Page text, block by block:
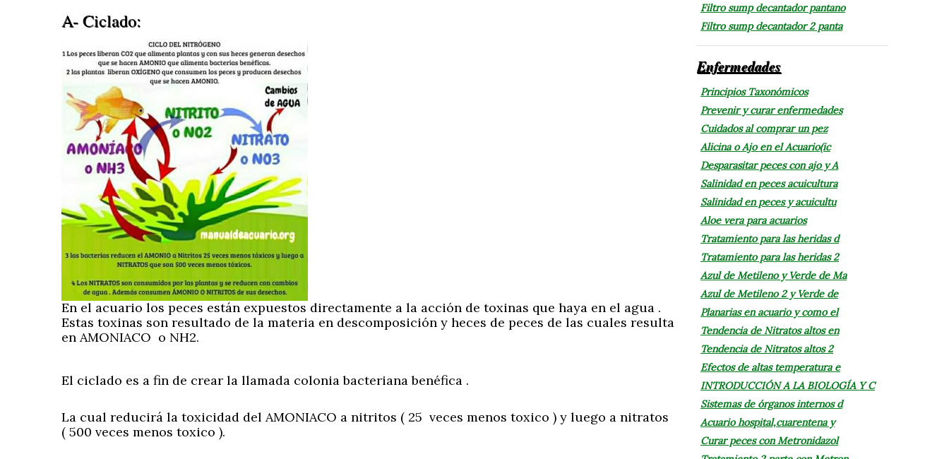
A- Ciclado:
En el acuario los peces están expuestos directamente a la acción de toxinas que haya en el agua .
Estas toxinas son resultado de la materia en descomposición y heces de peces de las cuales resulta
en AMONIACO o NH2.
El ciclado es a fin de crear la llamada colonia bacteriana benéfica .
La cual reducirá la toxicidad del AMONIACO a nitritos ( 25 veces menos toxico ) y luego a nitratos
( 500 veces menos toxico ).
Filtro sump decantador pantano
Filtro sump decantador 2 panta
Enfermedades
Principios Taxonómicos
Prevenir y curar enfermedades
Cuidados al comprar un pez
Alicina o Ajo en el Acuario(ic
Desparasitar peces con ajo y A
Salinidad en peces acuicultura
Salinidad en peces y acuicultu
Aloe vera para acuarios
Tratamiento para las heridas d
Tratamiento para las heridas 2
Azul de Metileno y Verde de Ma
Azul de Metileno 2 y Verde de
Planarias en acuario y como el
Tendencia de Nitratos altos en
Tendencia de Nitratos altos 2
Efectos de altas temperatura e
INTRODUCCIÓN A LA BIOLOGÍA Y C
Sistemas de órganos internos d
Acuario hospital,cuarentena y
Curar peces con Metronidazol